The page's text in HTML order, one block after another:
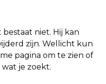
bestaat niet. Hij kan
zijn. Wellicht kun
pagina om te zien of
je zoekt.